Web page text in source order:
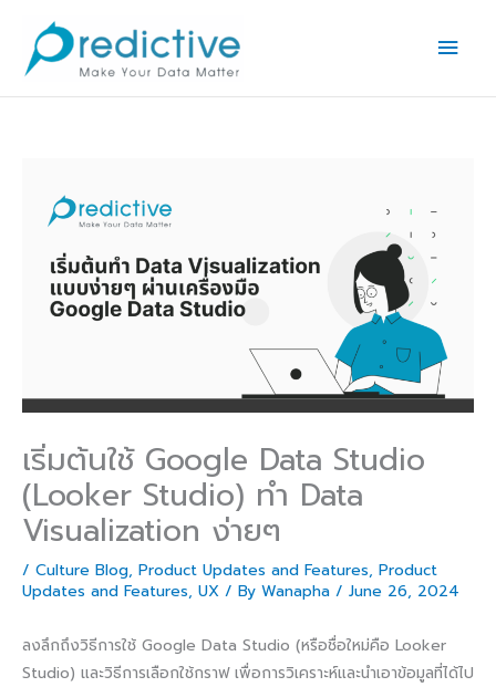
content
เริ่มต้นใช้ Google Data Studio
(Looker Studio) ทำ Data
Visualization ง่ายๆ
/ Culture Blog, Product Updates and Features, Product
Updates and Features, UX / By Wanapha / June 26, 2024
ลงลึกถึงวิธีการใช้ Google Data Studio (หรือชื่อใหม่คือ Looker
Studio) และวิธีการเลือกใช้กราฟ เพื่อการวิเคราะห์และนำเอาข้อมูลที่ได้ไป